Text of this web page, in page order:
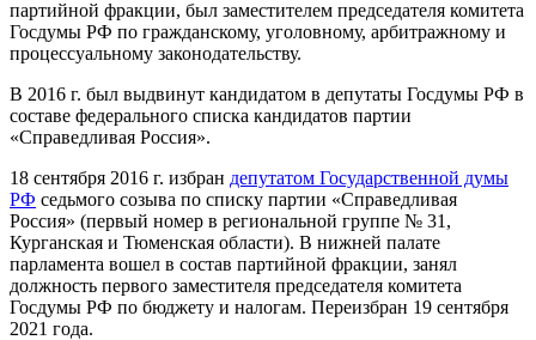
партийной фракции, был заместителем председателя комитета
Госдумы РФ по гражданскому, уголовному, арбитражному и
процессуальному законодательству.
В 2016 г. был выдвинут кандидатом в депутаты Госдумы РФ в
составе федерального списка кандидатов партии
«Справедливая Россия».
18 сентября 2016 г. избран депутатом Государственной думы
РФ седьмого созыва по списку партии «Справедливая
Россия» (первый номер в региональной группе № 31,
Курганская и Тюменская области). В нижней палате
парламента вошел в состав партийной фракции, занял
должность первого заместителя председателя комитета
Госдумы РФ по бюджету и налогам. Переизбран 19 сентября
2021 года.